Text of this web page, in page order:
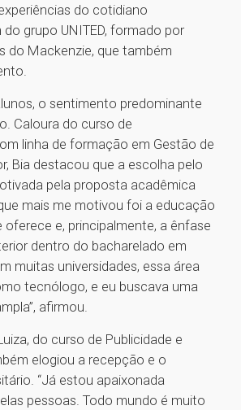
do cotidiano
grupo UNITED, formado por
do Mackenzie, que também
o sentimento predominante
Caloura do curso de
linha de formação em Gestão de
Bia destacou que a escolha pelo
pela proposta acadêmica
mais me motivou foi a educação
oferece e, principalmente, a ênfase
dentro do bacharelado em
muitas universidades, essa área
tecnólogo, e eu buscava uma
afirmou.
do curso de Publicidade e
elogiou a recepção e o
“Já estou apaixonada
pessoas. Todo mundo é muito